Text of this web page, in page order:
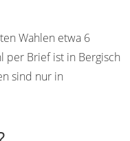
Wahlen etwa 6
per Brief ist in Bergisch
sind nur in